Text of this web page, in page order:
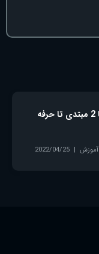
آموزش بازی دوتا 2 مبتدی تا حرفه
آموزش
2022/04/25